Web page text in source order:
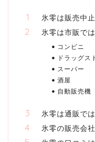
氷零は販売中止
氷零は市販で
コンビニ
ドラッグス
スーパー
酒屋
自動販売機
氷零は通販で
氷零の販売会